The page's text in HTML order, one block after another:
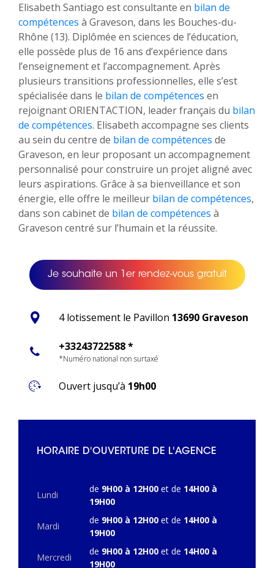
Elisabeth Santiago est consultante en bilan de
compétences à Graveson, dans les Bouches-du-
Rhône (13). Diplômée en sciences de l’éducation,
elle possède plus de 16 ans d’expérience dans
l’enseignement et l’accompagnement. Après
plusieurs transitions professionnelles, elle s’est
spécialisée dans le bilan de compétences en
rejoignant ORIENTACTION, leader français du bilan
de compétences. Elisabeth accompagne ses clients
au sein du centre de bilan de compétences de
Graveson, en leur proposant un accompagnement
personnalisé pour construire un projet aligné avec
leurs aspirations. Grâce à sa bienveillance et son
énergie, elle offre le meilleur bilan de compétences,
dans son cabinet de bilan de compétences à
Graveson centré sur l’humain et la réussite.
Je souhaite un 1er rendez-vous gratuit
4 lotissement le Pavillon 13690 Graveson
+33243722588 *
*Numéro national non surtaxé
Ouvert jusqu’à 19h00
HORAIRE D'OUVERTURE DE L'AGENCE
Lundi
de 9H00 à 12H00 et de 14H00 à
19H00
Mardi
de 9H00 à 12H00 et de 14H00 à
19H00
Mercredi
de 9H00 à 12H00 et de 14H00 à
19H00